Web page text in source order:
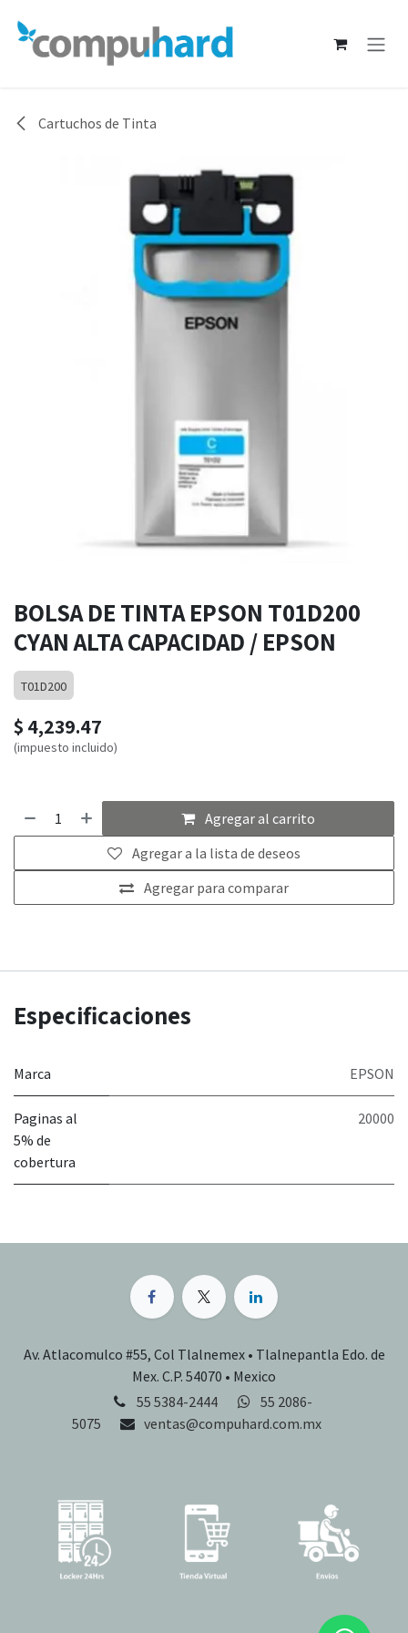
Cartuchos de Tinta
BOLSA DE TINTA EPSON T01D200
CYAN ALTA CAPACIDAD / EPSON
T01D200
$ 4,239.47
(impuesto incluido)
Agregar al carrito
Agregar para comparar
Agregar a la lista de deseos
Especificaciones
Marca EPSON
Paginas al
5% de
cobertura
20000
Av. Atlacomulco #55, Col Tlalnemex • Tlalnepantla Edo. de
Mex. C.P. 54070 • Mexico
55 5384-2444
55 2086-
5075
ventas@compuhard.com.mx